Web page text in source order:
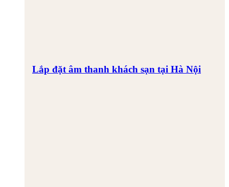
Lắp đặt âm thanh khách sạn tại Hà Nội